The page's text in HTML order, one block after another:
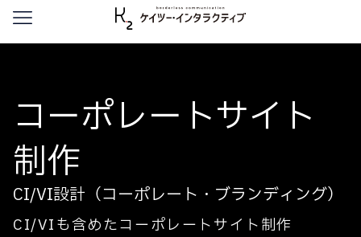
本文へ移動
コーポレートサイト
制作
CI/VI設計（コーポレート・ブランディング）
CI/VIも含めたコーポレートサイト制作